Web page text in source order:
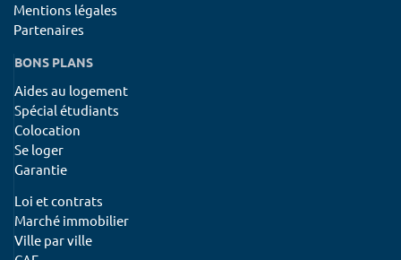
Mentions légales
Partenaires
BONS PLANS
Aides au logement
Spécial étudiants
Colocation
Se loger
Garantie
Loi et contrats
Marché immobilier
Ville par ville